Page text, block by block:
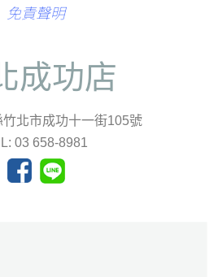
免責聲明
成功店
北市成功十一街105號
03 658-8981